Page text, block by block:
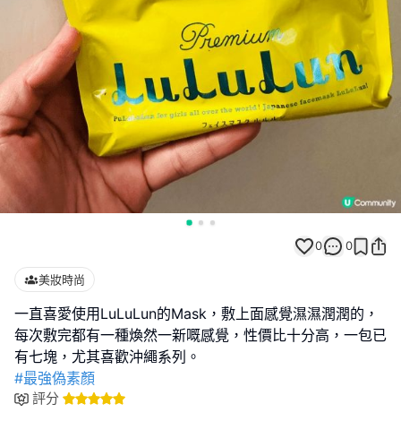
0 0
美妝時尚
一直喜愛使用LuLuLun的Mask，敷上面感覺濕濕潤潤的，
每次敷完都有一種煥然一新嘅感覺，性價比十分高，一包已
#最強偽素顏
評分